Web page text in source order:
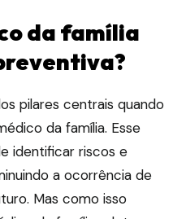
da família
pilares centrais quando
da família. Esse
identificar riscos e
a ocorrência de
Mas como isso